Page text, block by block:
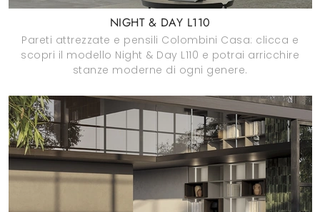
NIGHT & DAY L110
Pareti attrezzate e pensili Colombini Casa: clicca e
scopri il modello Night & Day L110 e potrai arricchire
stanze moderne di ogni genere.